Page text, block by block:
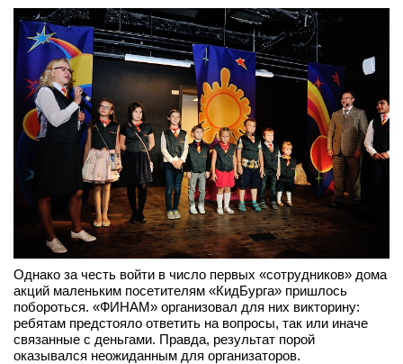
Однако за честь войти в число первых «сотрудников» дома
акций маленьким посетителям «КидБурга» пришлось
побороться. «ФИНАМ» организовал для них викторину:
ребятам предстояло ответить на вопросы, так или иначе
связанные с деньгами. Правда, результат порой
оказывался неожиданным для организаторов.